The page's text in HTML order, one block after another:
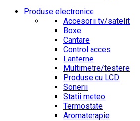
Produse electronice
Accesorii tv/satelit
Boxe
Cantare
Control acces
Lanterne
Multimetre/testere
Produse cu LCD
Sonerii
Statii meteo
Termostate
Aromaterapie